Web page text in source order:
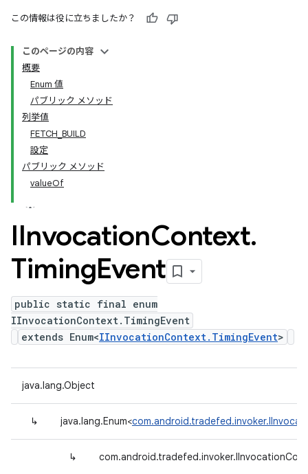
この情報は役に立ちましたか？
このページの内容
概要
Enum 値
パブリック メソッド
列挙値
FETCH_BUILD
設定
パブリック メソッド
valueOf
IInvocationContext.
TimingEvent
public static final enum
IInvocationContext.TimingEvent
extends Enum<IInvocationContext.TimingEvent>
java.lang.Object
↳ java.lang.Enum<
↳